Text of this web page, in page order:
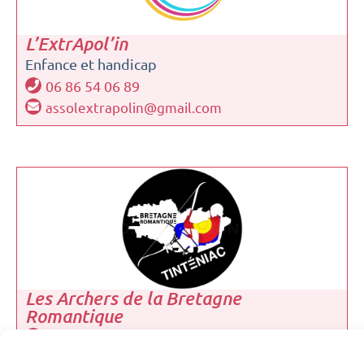
L’ExtrApol’in
Enfance et handicap
06 86 54 06 89
assolextrapolin@gmail.com
Les Archers de la Bretagne
Romantique